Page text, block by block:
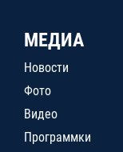
МЕДИА
Новости
Фото
Видео
Программки